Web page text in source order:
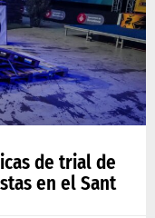
de trial de
en el Sant